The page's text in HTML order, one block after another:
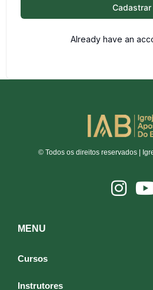
Cadastrar
Already have an
© Todos os direitos reservados |
MENU
Cursos
Instrutores